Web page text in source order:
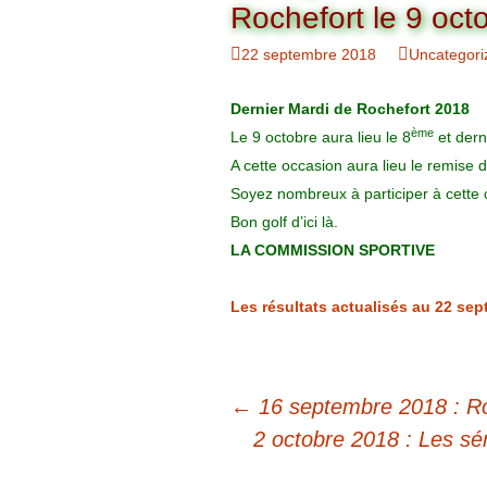
Organigramme
Commission Loisirs
Commission Sportive
Trophée
Couronne
Brut Dames Novembre
Février
Avril
Mai
Juin
Rochefort le 9
22 septembre 2018
Dernier Mardi de Rochefort 2018
Le 9 octobre aura lieu le 8ème et
A cette occasion aura lieu le remise
Soyez nombreux à participer à cette
Bon golf d’ici là.
LA COMMISSION SPORTIVE
Les résultats actualisés au 22
← 16 septembre 2018 :
2 octobre 2018 : Les